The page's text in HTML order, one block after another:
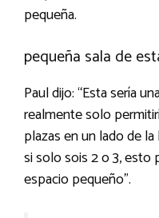
pequeña.
pequeña sala de
Paul dijo: “Esta sería
realmente solo
plazas en un lado de
si solo sois 2 o 3, esto
espacio pequeño”.